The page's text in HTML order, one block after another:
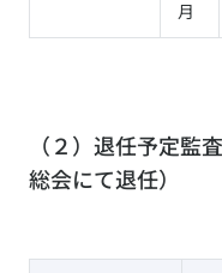
月
（２）退任予定監
総会にて退任）